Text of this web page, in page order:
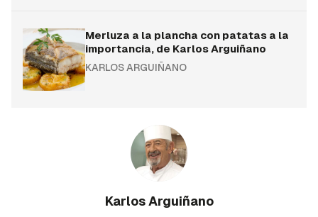
Merluza a la plancha con patatas a la
importancia, de Karlos Arguiñano
KARLOS ARGUIÑANO
Karlos Arguiñano